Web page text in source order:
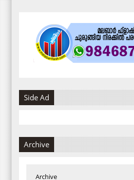
Side Ad
Archive